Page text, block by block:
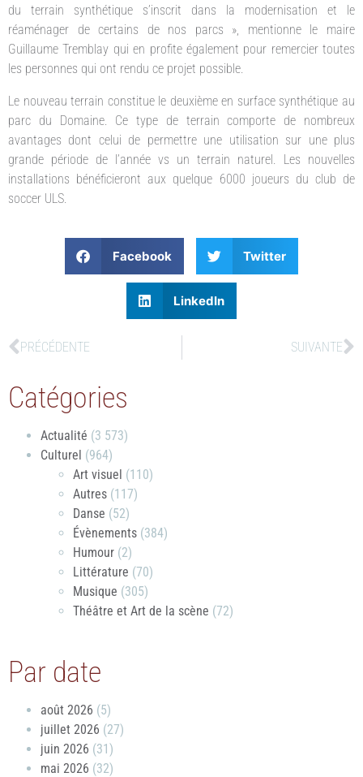
du terrain synthétique s’inscrit dans la modernisation et le
réaménager de certains de nos parcs », mentionne le maire
Guillaume Tremblay qui en profite également pour remercier toutes
les personnes qui ont rendu ce projet possible.
Le nouveau terrain constitue le deuxième en surface synthétique au
parc du Domaine. Ce type de terrain comporte de nombreux
avantages dont celui de permettre une utilisation sur une plus
grande période de l’année vs un terrain naturel. Les nouvelles
installations bénéficieront aux quelque 6000 joueurs du club de
soccer ULS.
Facebook Twitter
LinkedIn
PRÉCÉDENTE SUIVANTE
Catégories
Actualité (3 573)
Culturel (964)
Art visuel (110)
Autres (117)
Danse (52)
Évènements (384)
Humour (2)
Littérature (70)
Musique (305)
Théâtre et Art de la scène (72)
Par date
août 2026 (5)
juillet 2026 (27)
juin 2026 (31)
mai 2026 (32)